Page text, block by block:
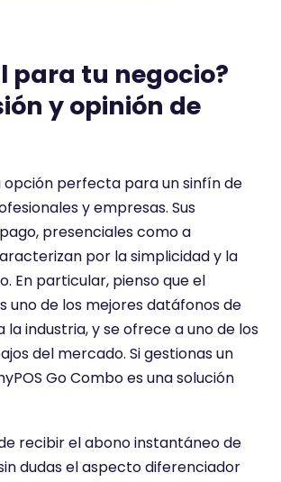
para tu negocio?
y opinión de
opción perfecta para un sinfín de
y empresas. Sus
presenciales como a
por la simplicidad y la
En particular, pienso que el
uno de los mejores datáfonos de
la industria, y se ofrece a uno de los
del mercado. Si gestionas un
Go Combo es una solución
recibir el abono instantáneo de
dudas el aspecto diferenciador